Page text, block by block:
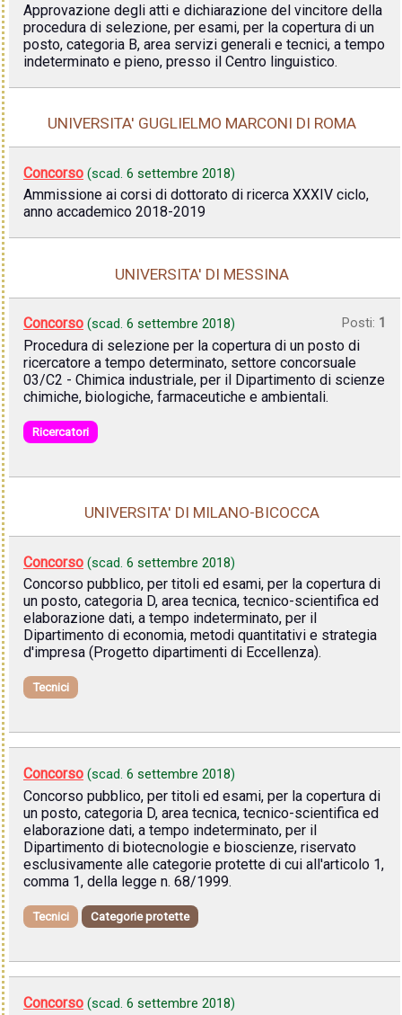
Approvazione degli atti e dichiarazione del vincitore della
procedura di selezione, per esami, per la copertura di un
posto, categoria B, area servizi generali e tecnici, a tempo
indeterminato e pieno, presso il Centro linguistico.
UNIVERSITA' GUGLIELMO MARCONI DI ROMA
Concorso (scad. 6 settembre 2018)
Ammissione ai corsi di dottorato di ricerca XXXIV ciclo,
anno accademico 2018-2019
UNIVERSITA' DI MESSINA
Concorso (scad. 6 settembre 2018) Posti: 1
Procedura di selezione per la copertura di un posto di
ricercatore a tempo determinato, settore concorsuale
03/C2 - Chimica industriale, per il Dipartimento di scienze
chimiche, biologiche, farmaceutiche e ambientali.
Ricercatori
UNIVERSITA' DI MILANO-BICOCCA
Concorso (scad. 6 settembre 2018)
Concorso pubblico, per titoli ed esami, per la copertura di
un posto, categoria D, area tecnica, tecnico-scientifica ed
elaborazione dati, a tempo indeterminato, per il
Dipartimento di economia, metodi quantitativi e strategia
d'impresa (Progetto dipartimenti di Eccellenza).
Tecnici
Concorso (scad. 6 settembre 2018)
Concorso pubblico, per titoli ed esami, per la copertura di
un posto, categoria D, area tecnica, tecnico-scientifica ed
elaborazione dati, a tempo indeterminato, per il
Dipartimento di biotecnologie e bioscienze, riservato
esclusivamente alle categorie protette di cui all'articolo 1,
comma 1, della legge n. 68/1999.
Tecnici Categorie protette
Concorso (scad. 6 settembre 2018)